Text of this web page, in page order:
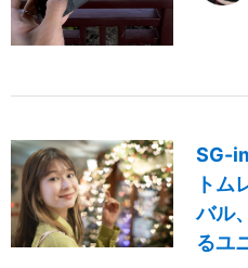
SG-
トム
バル
るユ